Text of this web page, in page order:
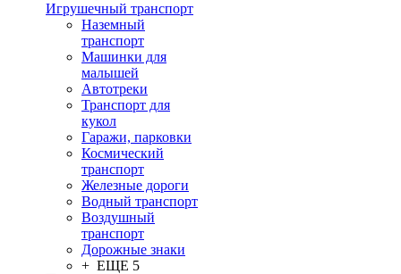
Игрушечный транспорт
Наземный
транспорт
Машинки для
малышей
Автотреки
Транспорт для
кукол
Гаражи, парковки
Космический
транспорт
Железные дороги
Водный транспорт
Воздушный
транспорт
Дорожные знаки
+ ЕЩЕ 5